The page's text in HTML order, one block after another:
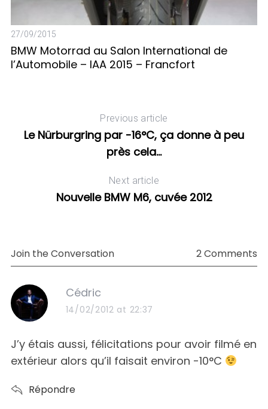
27/09/2015
BMW Motorrad au Salon International de
l’Automobile – IAA 2015 – Francfort
Previous article
Le Nürburgring par -16°C, ça donne à peu
près cela…
Next article
Nouvelle BMW M6, cuvée 2012
Join the Conversation 2 Comments
s
a
s
:
Cédric
14/02/2012 at 22:37
J’y étais aussi, félicitations pour avoir filmé en
extérieur alors qu’il faisait environ -10°C
Répondre